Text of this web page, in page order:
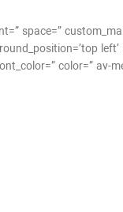
space=”
left’